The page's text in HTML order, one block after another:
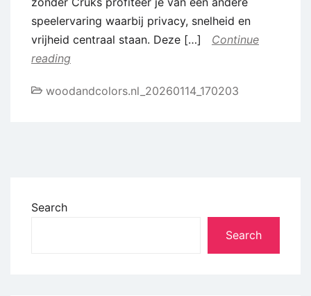
speelervaring waarbij privacy, snelheid en
vrijheid centraal staan. Deze […]
Continue
reading
woodandcolors.nl_20260114_170203
Search
Search